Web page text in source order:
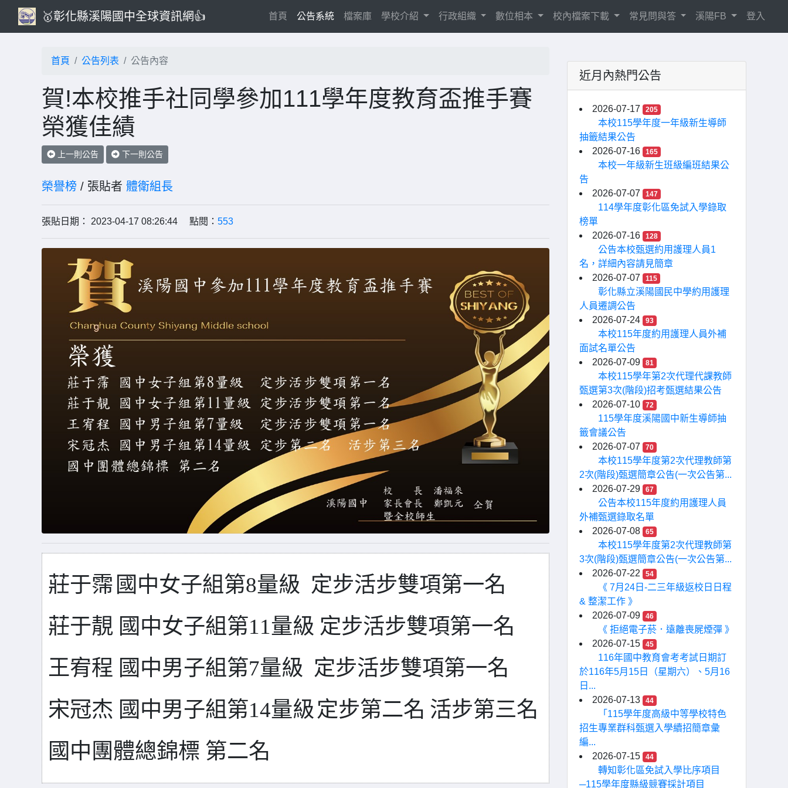
🥇彰化縣溪陽國中全球資訊網👍 首頁(current)
公告系統 檔案庫 學校介紹 行政組織 數位相本 校內檔案下載 常見問與答 溪陽FB 登入
首頁 公告列表 公告內容
賀!本校推手社同學參加111學年度教育盃推手賽
榮獲佳績
上一則公告 下一則公告
榮譽榜 / 張貼者 體衛組長
張貼日期： 2023-04-17 08:26:44 點閱： 553
莊于霈 國中女子組第8量級 定步活步雙項第一名
莊于靚 國中女子組第11量級 定步活步雙項第一名
王宥程 國中男子組第7量級 定步活步雙項第一名
宋冠杰 國中男子組第14量級 定步第二名 活步第三名
國中團體總錦標 第二名
近月內熱門公告
2026-07-17 205
本校115學年度一年級新生導師
抽籤結果公告
2026-07-16
165
本校一年級新生班級編班結果公
告
2026-07-07
147
114學年度彰化區免試入學錄取
榜單
2026-07-16
128
公告本校甄選約用護理人員1
名，詳細內容請見簡章
2026-07-07
115
彰化縣立溪陽國民中學約用護理
人員遷調公告
2026-07-24
93
本校115年度約用護理人員外補
面試名單公告
2026-07-09
81
本校115學年第2次代理代課教師
甄選第3次(階段)招考甄選結果公告
2026-07-10
72
115學年度溪陽國中新生導師抽
籤會議公告
2026-07-07
70
本校115學年度第2次代理教師第
2次(階段)甄選簡章公告(一次公告第...
2026-07-29
67
公告本校115年度約用護理人員
外補甄選錄取名單
2026-07-08
65
本校115學年度第2次代理教師第
3次(階段)甄選簡章公告(一次公告第...
2026-07-22
54
《 7月24日-二三年級返校日日程
& 整潔工作 》
2026-07-09
46
《 拒絕電子菸．遠離喪屍煙彈 》
2026-07-15
45
116年國中教育會考考試日期訂
於116年5月15日（星期六）、5月16
日...
2026-07-13
44
「115學年度高級中等學校特色
招生專業群科甄選入學續招簡章彙
編...
2026-07-15
44
轉知彰化區免試入學比序項目
─115學年度縣級競賽採計項目